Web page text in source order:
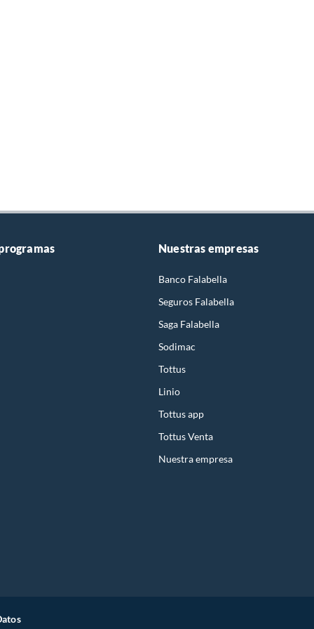
cuidado capilar con productos ISIMA.
para diferentes tipos de cabello y necesidades específicas.
cabello.
capilares y rutinas de cuidado personal.
Nuestras empresas
Banco Falabella
Seguros Falabella
Saga Falabella
Sodimac
Tottus
Linio
Tottus app
Tottus Venta
Nuestra empresa